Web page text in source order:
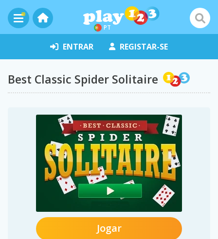
PT
ENTRAR REGISTAR-SE
Best Classic Spider Solitaire
Jogar